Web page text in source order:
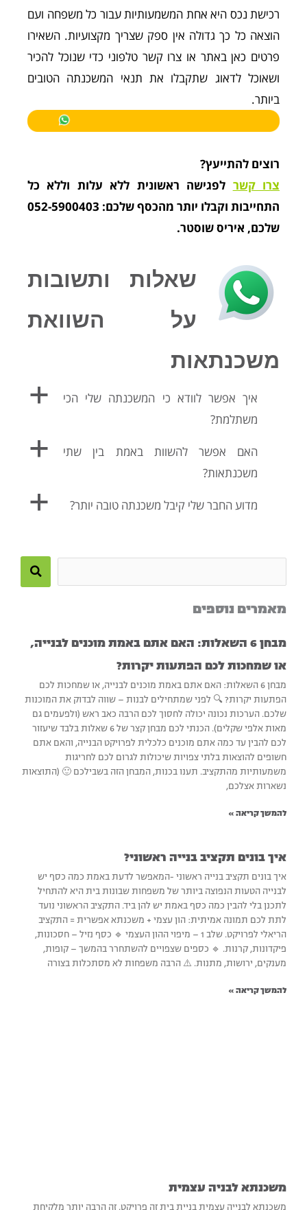
this
site
מאמרים נוספים
מבחן 6 השאלות: האם אתם באמת מוכנים לבנייה,
או שמחכות לכם הפתעות יקרות?
מבחן 6 השאלות: האם אתם באמת מוכנים לבנייה, או שמחכות לכם
הפתעות יקרות? 🔍 לפני שמתחילים לבנות – שווה לבדוק את המוכנות
שלכם. הערכות נכונה יכולה לחסוך לכם הרבה כאב ראש (ולפעמים גם
מאות אלפי שקלים). הכנתי לכם מבחן קצר של 6 שאלות בלבד שיעזור
לכם להבין עד כמה אתם מוכנים כלכלית לפרויקט הבנייה, והאם אתם
חשופים להוצאות בלתי צפויות שיכולות לגרום לכם לחריגות
משמעותיות מהתקציב. תענו בכנות, המבחן הזה בשבילכם 🙂 (התוצאות
נשארות אצלכם,
להמשך קריאה »
איך בונים תקציב בנייה ראשוני?
איך בונים תקציב בנייה ראשוני -המאפשר לדעת באמת כמה כסף יש
לבנייה הטעות הנפוצה ביותר של משפחות שבונות בית היא להתחיל
לתכנן בלי להבין כמה כסף באמת יש להן ביד. התקציב הראשוני נועד
לתת לכם תמונה אמיתית: הון עצמי + משכנתא אפשרית = התקציב
הריאלי לפרויקט. שלב 1 – מיפוי ההון העצמי 🔹 כסף נזיל – חסכונות,
פיקדונות, קרנות. 🔹 כספים שצפויים להשתחרר בהמשך – קופות,
מענקים, ירושות, מתנות. ⚠️ הרבה משפחות לא מסתכלות בצורה
להמשך קריאה »
משכנתא לבניה עצמית
רכישת נכס היא אחת המשמעותיות עבור כל משפחה ועם
הוצאה כל כך גדולה אין ספק שצריך מקצועיות. השאירו
פרטים כאן באתר או צרו קשר טלפוני כדי שנוכל להכיר
ושאוכל לדאוג שתקבלו את תנאי המשכנתה הטובים
ביותר.
רוצים להתייעץ?
צרו קשר לפגישה ראשונית ללא עלות וללא כל
התחייבות וקבלו יותר מהכסף שלכם: 052-5900403
שלכם, איריס שוסטר.
שאלות ותשובות
על השוואת
משכנתאות
a
איך אפשר לוודא כי המשכנתה שלי הכי
משתלמת?
a
האם אפשר להשוות באמת בין שתי
משכנתאות?
a מדוע החבר שלי קיבל משכנתה טובה יותר?